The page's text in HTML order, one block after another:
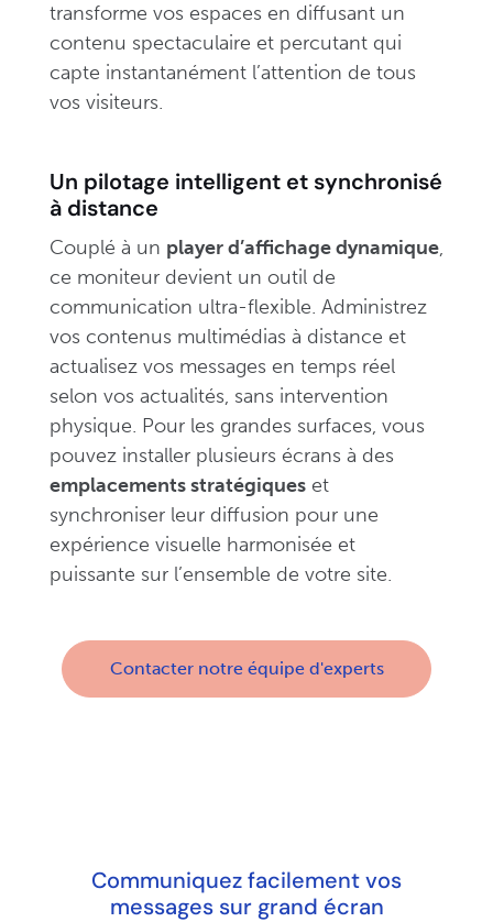
transforme vos espaces en diffusant un
contenu spectaculaire et percutant qui
capte instantanément l’attention de tous
vos visiteurs.
Un pilotage intelligent et synchronisé
à distance
Couplé à un player d’affichage dynamique,
ce moniteur devient un outil de
communication ultra-flexible. Administrez
vos contenus multimédias à distance et
actualisez vos messages en temps réel
selon vos actualités, sans intervention
physique. Pour les grandes surfaces, vous
pouvez installer plusieurs écrans à des
emplacements stratégiqueset
synchroniser leur diffusion pour une
expérience visuelle harmonisée et
puissante sur l’ensemble de votre site.
Contacter notre équipe d'experts
Communiquez facilement vos
messages sur grand écran